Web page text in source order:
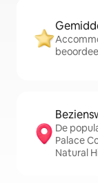
De
Palace
Natural